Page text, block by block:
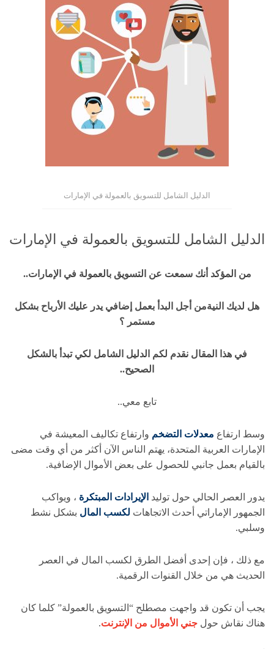
الدليل الشامل للتسويق بالعمولة في الإمارات
الدليل الشامل للتسويق بالعمولة في الإمارات
من المؤكد أنك سمعت عن التسويق بالعمولة في الإمارات..
هل لديك النيةمن أجل البدأ بعمل إضافي يدر عليك الأرباح بشكل
مستمر ؟
في هذا المقال نقدم لكم الدليل الشامل لكي تبدأ بالشكل
الصحيح..
تابع معي..
وسط ارتفاع معدلات التضخم وارتفاع تكاليف المعيشة في
الإمارات العربية المتحدة، يهتم الناس الآن أكثر من أي وقت مضى
بالقيام بعمل جانبي للحصول على بعض الأموال الإضافية.
يدور العصر الحالي حول توليد الإيرادات المبتكرة ، ويواكب
الجمهور الإماراتي أحدث الاتجاهات لكسب المال بشكل نشط
وسلبي.
مع ذلك ، فإن إحدى أفضل الطرق لكسب المال في العصر
الحديث هي من خلال القنوات الرقمية.
يجب أن تكون قد واجهت مصطلح “التسويق بالعمولة” كلما كان
هناك نقاش حول جني الأموال من الإنترنت.